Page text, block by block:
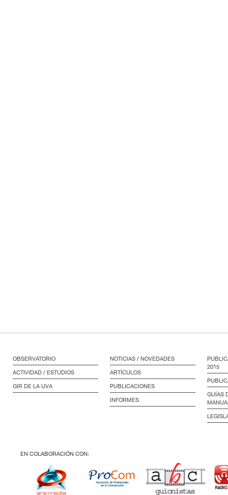
OBSERVATORIO
ACTIVIDAD / ESTUDIOS
GIR DE LA UVA
NOTICIAS / NOVEDADES
ARTÍCULOS
PUBLICACIONES
INFORMES
2015
GUÍAS
EN COLABORACIÓN CON: